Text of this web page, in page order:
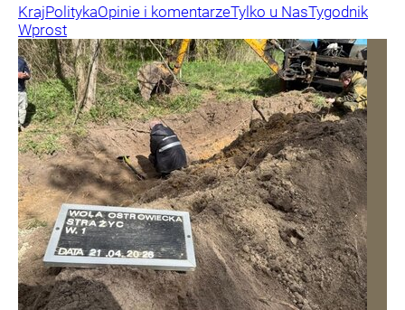
KrajPolitykaOpinie i komentarzeTylko u NasTygodnik
Wprost